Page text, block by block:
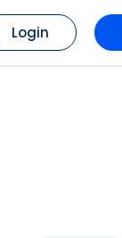
Login